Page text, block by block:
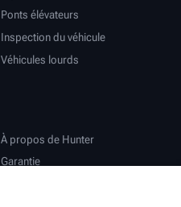
Ponts élévateurs
Inspection du véhicule
Véhicules lourds
À propos de Hunter
Garantie